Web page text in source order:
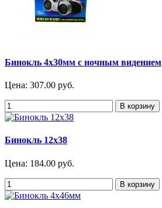
Бинокль 4х30мм с ночным видением
Цена: 307.00 руб.
Бинокль 12х38
Цена: 184.00 руб.